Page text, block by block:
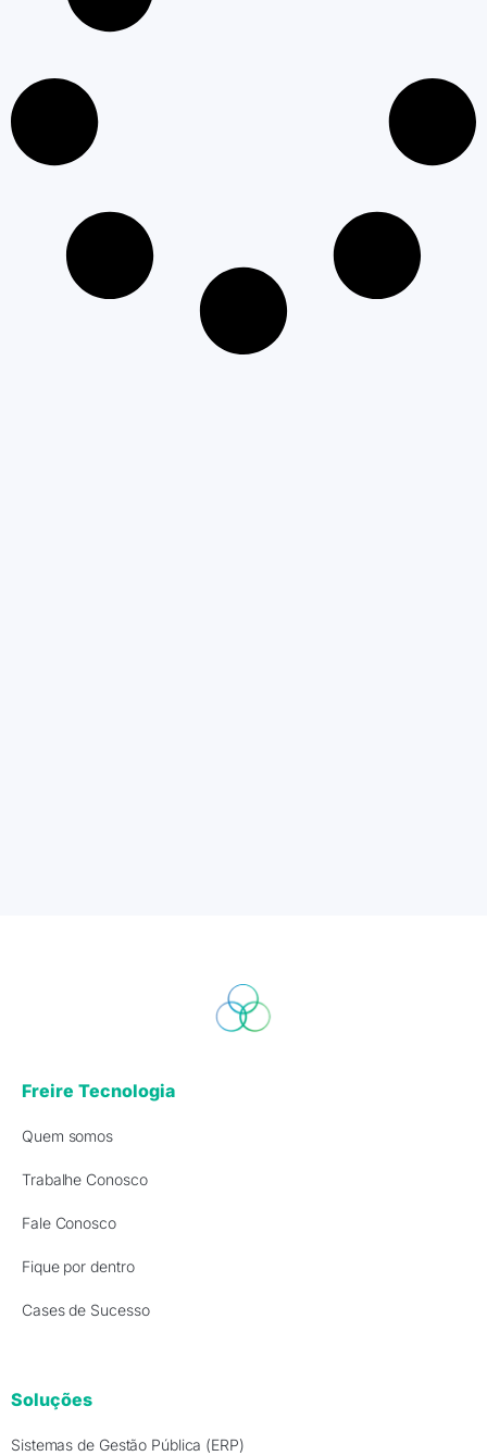
Freire Tecnologia
Quem somos
Trabalhe Conosco
Fale Conosco
Fique por dentro
Cases de Sucesso
Soluções
Sistemas de Gestão Pública (ERP)